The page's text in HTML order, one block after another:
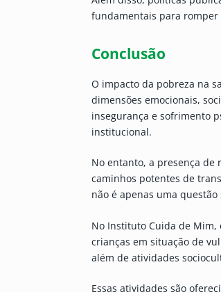
fundamentais para
Conclusão
O impacto da pobreza na
dimensões emocionais,
insegurança e sofrimento
institucional.
No entanto, a presença de
caminhos potentes de
não é apenas uma
No Instituto Cuida de Mim,
crianças em situação de
além de atividades
Essas atividades são